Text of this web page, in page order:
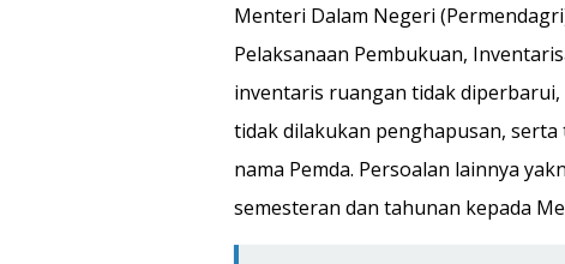
Menteri Dalam Negeri
Pelaksanaan Pembukuan,
inventaris ruangan tidak
tidak dilakukan penghapusan,
nama Pemda. Persoalan lainnya
semesteran dan tahunan kepada